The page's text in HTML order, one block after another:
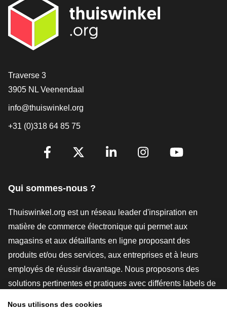
[_General:Contact]
Traverse 3
3905 NL Veenendaal
info@thuiswinkel.org
+31 (0)318 64 85 75
[_General:SocialMediaTitle]
Qui sommes-nous ?
Thuiswinkel.org est un réseau leader d'inspiration en
matière de commerce électronique qui permet aux
magasins et aux détaillants en ligne proposant des
produits et/ou des services, aux entreprises et à leurs
employés de réussir davantage. Nous proposons des
solutions pertinentes et pratiques avec différents labels de
Nous utilisons des cookies